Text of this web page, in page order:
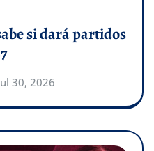
si dará partidos
30, 2026